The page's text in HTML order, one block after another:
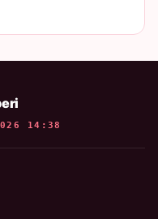
14:38